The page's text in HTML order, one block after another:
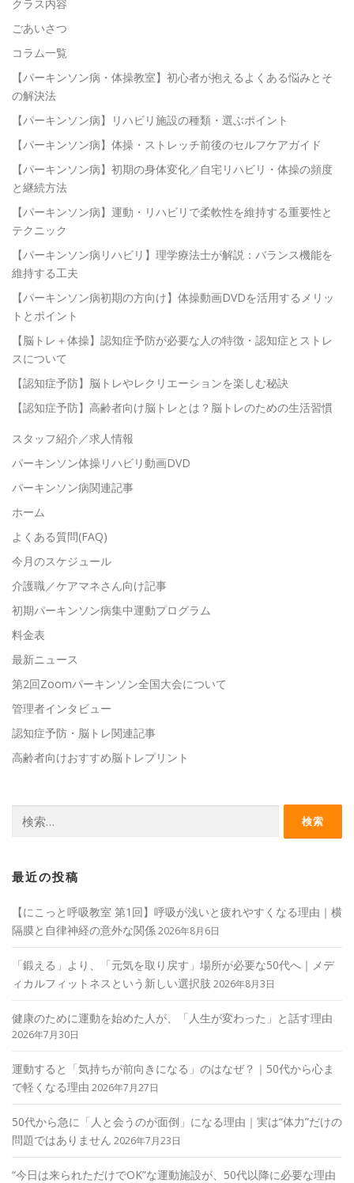
クラス内容
ごあいさつ
コラム一覧
【パーキンソン病・体操教室】初心者が抱えるよくある悩みとそ
の解決法
【パーキンソン病】リハビリ施設の種類・選ぶポイント
【パーキンソン病】体操・ストレッチ前後のセルフケアガイド
【パーキンソン病】初期の身体変化／自宅リハビリ・体操の頻度
と継続方法
【パーキンソン病】運動・リハビリで柔軟性を維持する重要性と
テクニック
【パーキンソン病リハビリ】理学療法士が解説：バランス機能を
維持する工夫
【パーキンソン病初期の方向け】体操動画DVDを活用するメリッ
トとポイント
【脳トレ＋体操】認知症予防が必要な人の特徴・認知症とストレ
スについて
【認知症予防】脳トレやレクリエーションを楽しむ秘訣
【認知症予防】高齢者向け脳トレとは？脳トレのための生活習慣
スタッフ紹介／求人情報
パーキンソン体操リハビリ動画DVD
パーキンソン病関連記事
ホーム
よくある質問(FAQ)
今月のスケジュール
介護職／ケアマネさん向け記事
初期パーキンソン病集中運動プログラム
料金表
最新ニュース
第2回Zoomパーキンソン全国大会について
管理者インタビュー
認知症予防・脳トレ関連記事
高齢者向けおすすめ脳トレプリント
索:
最近の投稿
【にこっと呼吸教室 第1回】呼吸が浅いと疲れやすくなる理由｜横
隔膜と自律神経の意外な関係2026年8月6日
「鍛える」より、「元気を取り戻す」場所が必要な50代へ｜メデ
ィカルフィットネスという新しい選択肢 2026年8月3日
健康のために運動を始めた人が、「人生が変わった」と話す理由
2026年7月30日
運動すると「気持ちが前向きになる」のはなぜ？｜50代から心ま
で軽くなる理由 2026年7月27日
50代から急に「人と会うのが面倒」になる理由｜実は“体力”だけの
問題ではありません 2026年7月23日
“今日は来られただけでOK”な運動施設が、50代以降に必要な理由